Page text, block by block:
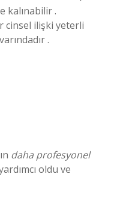
kalınabilir .
cinsel ilişki yeterli
.
daha profesyonel
oldu ve